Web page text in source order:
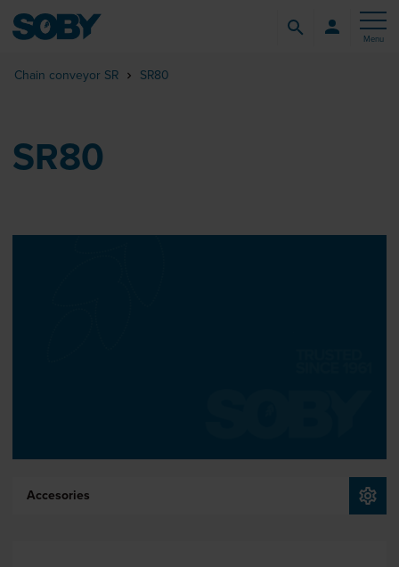
Menu
Chain conveyor SR SR80
SR80
Accesories